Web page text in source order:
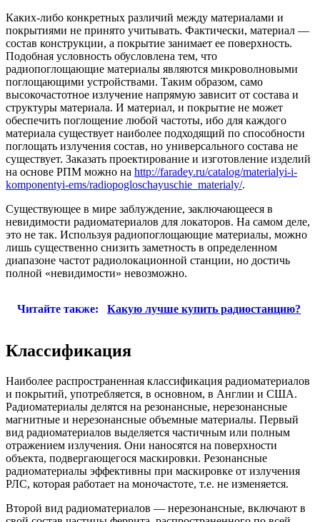
Каких-либо конкретных различий между материалами и
покрытиями не принято учитывать. Фактически, материал —
состав конструкции, а покрытие занимает ее поверхность.
Подобная условность обусловлена тем, что
радиопоглощающие материалы являются микроволновыми
поглощающими устройствами. Таким образом, само
высокочастотное излучение напрямую зависит от состава и
структуры материала. И материал, и покрытие не может
обеспечить поглощение любой частоты, ибо для каждого
материала существует наиболее подходящий по способности
поглощать излучения состав, но универсального состава не
существует. Заказать проектирование и изготовление изделий
на основе РПМ можно на http://faradey.ru/catalog/materialyi-i-
komponentyi-ems/radiopogloschayuschie_materialy/.
Существующее в мире заблуждение, заключающееся в
невидимости радиоматериалов для локаторов. На самом деле,
это не так. Используя радиопоглощающие материалы, можно
лишь существенно снизить заметность в определенном
диапазоне частот радиолокационной станции, но достичь
полной «невидимости» невозможно.
Читайте также: Какую лучше купить радиостанцию?
Классификация
Наиболее распространенная классификация радиоматериалов
и покрытий, употребляется, в основном, в Англии и США.
Радиоматериалы делятся на резонансные, нерезонансные
магнитные и нерезонансные объемные материалы. Первый
вид радиоматериалов выделяется частичным или полным
отражением излучения. Они наносятся на поверхности
объекта, подвергающегося маскировки. Резонансные
радиоматериалы эффективны при маскировке от излучения
РЛС, которая работает на моночастоте, т.е. не изменяется.
Второй вид радиоматериалов — нерезонансные, включают в